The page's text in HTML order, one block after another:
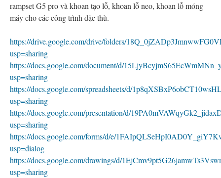
rampset G5 pro và khoan tạo lỗ, khoan lỗ neo, khoan lỗ móng
máy cho các công trình đặc thù.
https://drive.google.com/drive/folders/
usp=sharing
https://docs.google.com/document/d/
usp=sharing
https://docs.google.com/spreadsheets/d/
usp=sharing
https://docs.google.com/presentation/d/
usp=sharing
https://docs.google.com/forms/d/e/
usp=dialog
https://docs.google.com/drawings/d/
usp=sharing